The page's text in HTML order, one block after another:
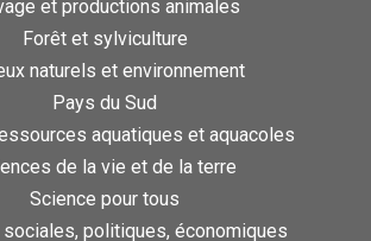
et productions animales
Forêt et sylviculture
naturels et environnement
Pays du Sud
aquatiques et aquacoles
de la vie et de la terre
Science pour tous
politiques, économiques